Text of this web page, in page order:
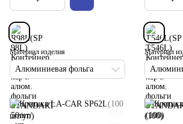
Материал изделия
Алюминиевая фольга
Материал